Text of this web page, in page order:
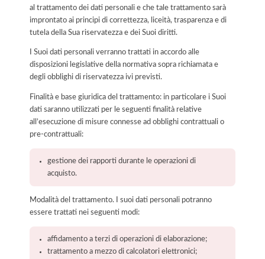
al trattamento dei dati personali e che tale trattamento sarà
improntato ai principi di correttezza, liceità, trasparenza e di
tutela della Sua riservatezza e dei Suoi diritti.
I Suoi dati personali verranno trattati in accordo alle
disposizioni legislative della normativa sopra richiamata e
degli obblighi di riservatezza ivi previsti.
Finalità e base giuridica del trattamento: in particolare i Suoi
dati saranno utilizzati per le seguenti finalità relative
all’esecuzione di misure connesse ad obblighi contrattuali o
pre-contrattuali:
gestione dei rapporti durante le operazioni di
acquisto.
Modalità del trattamento. I suoi dati personali potranno
essere trattati nei seguenti modi:
affidamento a terzi di operazioni di elaborazione;
trattamento a mezzo di calcolatori elettronici;